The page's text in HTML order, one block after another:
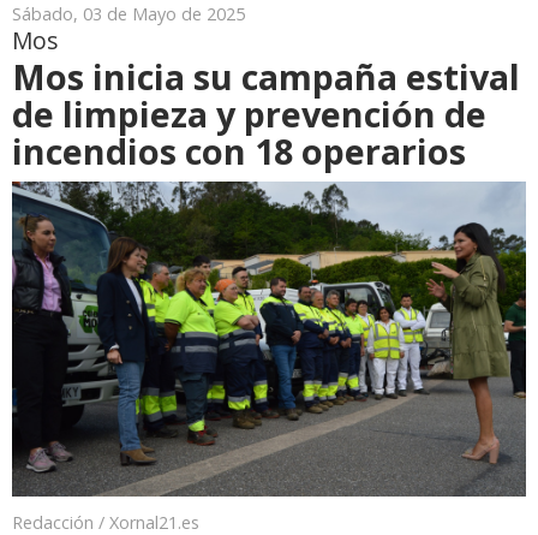
Sábado, 03 de Mayo de 2025
Mos
Mos inicia su campaña estival
de limpieza y prevención de
incendios con 18 operarios
Redacción / Xornal21.es